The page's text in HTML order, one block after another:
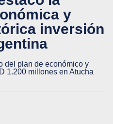
y
inversión
del plan de económico y
1.200 millones en Atucha